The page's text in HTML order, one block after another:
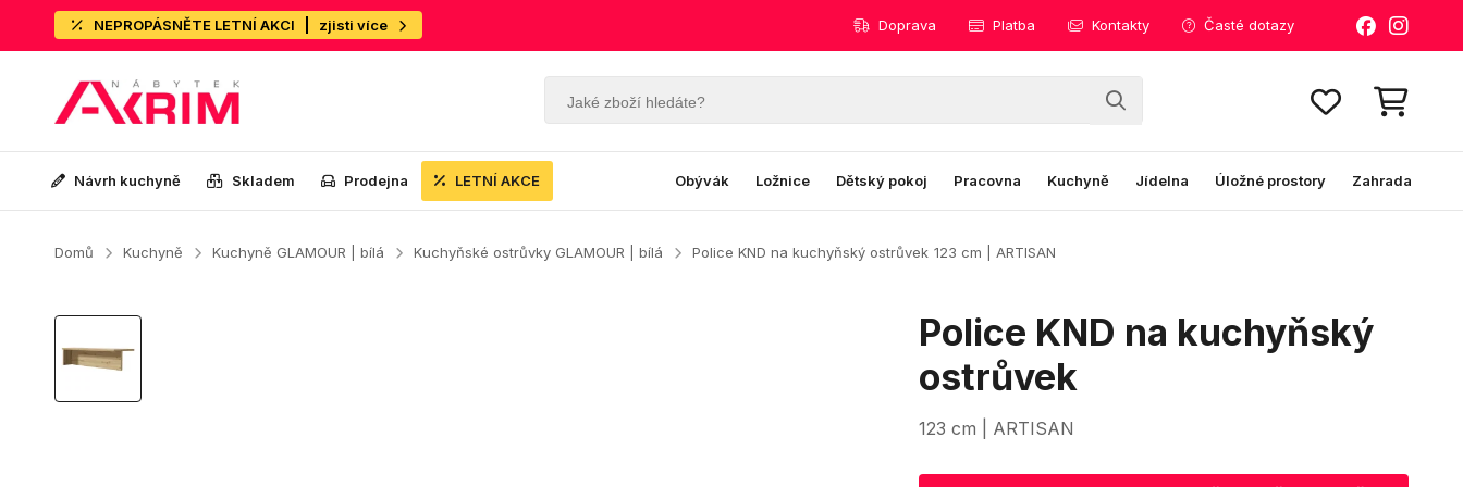
NEPROPÁSNĚTE LETNÍ AKCI zjisti více Doprava Platba Kontakty Časté dotazy
Návrh kuchyně Skladem Prodejna LETNÍ AKCE Obývák Ložnice Dětský pokoj Pracovna Kuchyně Jídelna Úložné prostory Zahrada
Domů Kuchyně Kuchyně GLAMOUR | bílá Kuchyňské ostrůvky GLAMOUR | bílá Police KND na kuchyňský ostrůvek 123 cm | ARTISAN
Police KND na kuchyňský
ostrůvek
123 cm | ARTISAN